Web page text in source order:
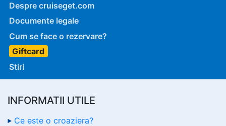
Despre cruiseget.com
Documente legale
Cum se face o rezervare?
Giftcard
Stiri
INFORMATII UTILE
Ce este o croaziera?